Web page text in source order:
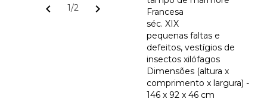
chevron_left 1/2 chevron_right
Francesa
séc. XIX
pequenas faltas e
defeitos, vestígios de
insectos xilófagos
Dimensões (altura x
comprimento x largura) -
146 x 92 x 46 cm